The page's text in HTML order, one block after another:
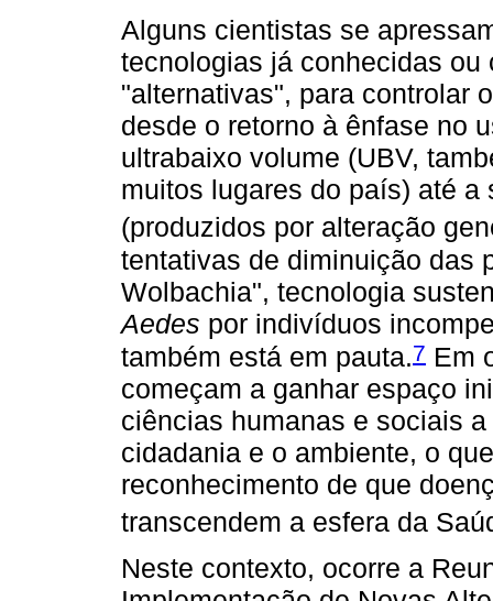
Alguns cientistas se
tecnologias já conhecidas
"alternativas", para controlar
desde o retorno à ênfase no
ultrabaixo volume (UBV,
muitos lugares do país) até
(produzidos por alteração
tentativas de diminuição das
Wolbachia", tecnologia
Aedes por indivíduos
também está em pauta.7 Em
começam a ganhar espaço
ciências humanas e sociais
cidadania e o ambiente, o
reconhecimento de que
transcendem a esfera da
Neste contexto, ocorre a